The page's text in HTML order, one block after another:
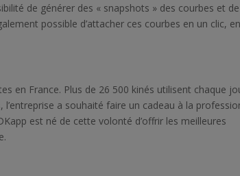
de générer des « snapshots » des courbes et
possible d’attacher ces courbes en un clic, en
en France. Plus de 26 500 kinés utilisent chaque
l’entreprise a souhaité faire un cadeau à la
est né de cette volonté d’offrir les meilleures